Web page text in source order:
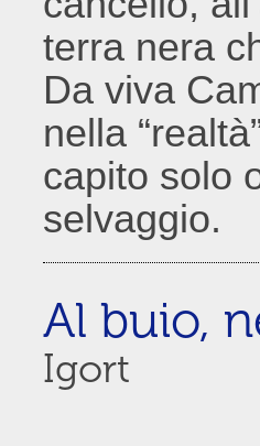
terra nera
Da viva
nella
capito solo
selvaggio.
Al buio,
Igort